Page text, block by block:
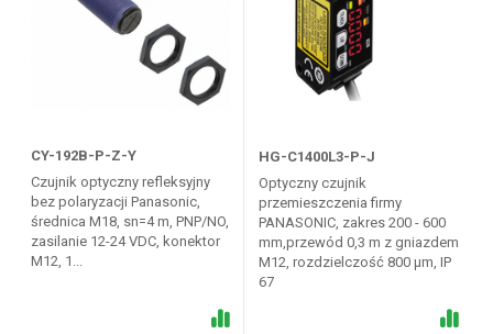
CY-192B-P-Z-Y
Czujnik optyczny refleksyjny
bez polaryzacji Panasonic,
średnica M18, sn=4 m, PNP/NO,
zasilanie 12-24 VDC, konektor
M12, 1...
HG-C1400L3-P-J
Optyczny czujnik
przemieszczenia firmy
PANASONIC, zakres 200 - 600
mm,przewód 0,3 m z gniazdem
M12, rozdzielczość 800 µm, IP
67